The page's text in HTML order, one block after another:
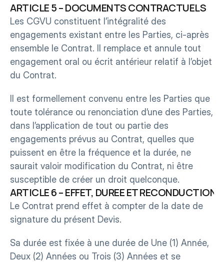
ARTICLE 5 – DOCUMENTS CONTRACTUELS
Les CGVU constituent l’intégralité des
engagements existant entre les Parties, ci-après
ensemble le Contrat. Il remplace et annule tout
engagement oral ou écrit antérieur relatif à l’objet
du Contrat.
Il est formellement convenu entre les Parties que
toute tolérance ou renonciation d’une des Parties,
dans l’application de tout ou partie des
engagements prévus au Contrat, quelles que
puissent en être la fréquence et la durée, ne
saurait valoir modification du Contrat, ni être
susceptible de créer un droit quelconque.
ARTICLE 6 – EFFET, DUREE ET RECONDUCTIONS
Le Contrat prend effet à compter de la date de
signature du présent Devis.
Sa durée est fixée à une durée de Une (1) Année,
Deux (2) Années ou Trois (3) Années et se